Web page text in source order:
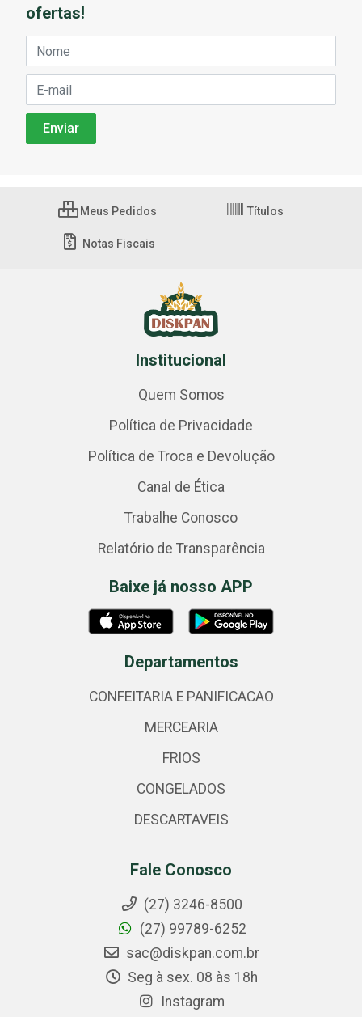
ofertas!
Meus Pedidos Títulos
Notas Fiscais
Institucional
Quem Somos
Política de Privacidade
Política de Troca e Devolução
Canal de Ética
Trabalhe Conosco
Relatório de Transparência
Baixe já nosso APP
Departamentos
CONFEITARIA E PANIFICACAO
MERCEARIA
FRIOS
CONGELADOS
DESCARTAVEIS
Fale Conosco
(27) 3246-8500
(27) 99789-6252
sac@diskpan.com.br
Seg à sex. 08 às 18h
Instagram